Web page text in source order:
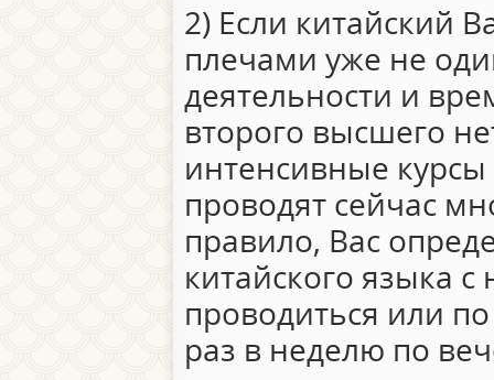
2) Если китайский
плечами уже не
деятельности и
второго высшего
интенсивные курсы
проводят сейчас
правило, Вас
китайского языка с
проводиться или
раз в неделю по